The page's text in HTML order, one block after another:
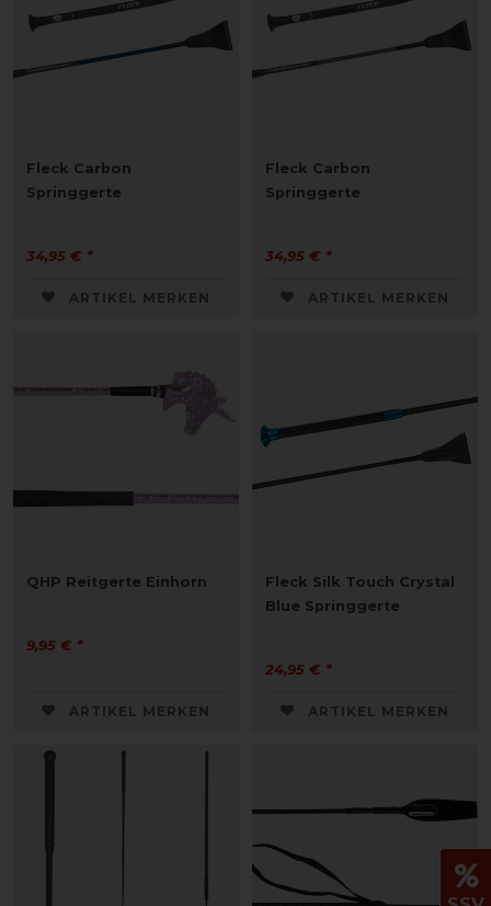
Fleck Carbon
Springgerte
34,95 € *
ARTIKEL MERKEN
Fleck Carbon
Springgerte
34,95 € *
ARTIKEL MERKEN
QHP Reitgerte Einhorn
9,95 € *
ARTIKEL MERKEN
Fleck Silk Touch Crystal
Blue Springgerte
24,95 € *
ARTIKEL MERKEN